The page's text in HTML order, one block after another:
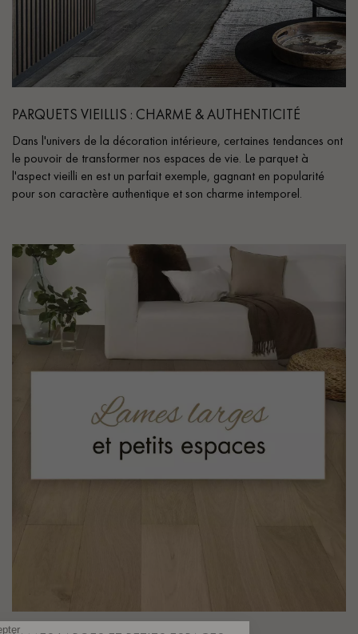
PARQUETS VIEILLIS : CHARME & AUTHENTICITÉ
Dans l'univers de la décoration intérieure, certaines tendances ont
le pouvoir de transformer nos espaces de vie. Le parquet à
l'aspect vieilli en est un parfait exemple, gagnant en popularité
pour son caractère authentique et son charme intemporel.